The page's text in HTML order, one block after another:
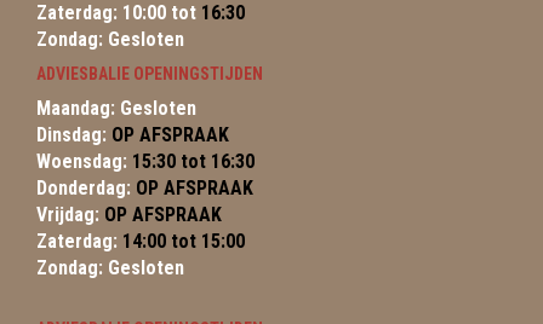
Zaterdag: 10:00 tot 16:30
Zondag: Gesloten
ADVIESBALIE OPENINGSTIJDEN
Maandag: Gesloten
Dinsdag: OP AFSPRAAK
Woensdag: 15:30 tot 16:30
Donderdag: OP AFSPRAAK
Vrijdag: OP AFSPRAAK
Zaterdag: 14:00 tot 15:00
Zondag: Gesloten